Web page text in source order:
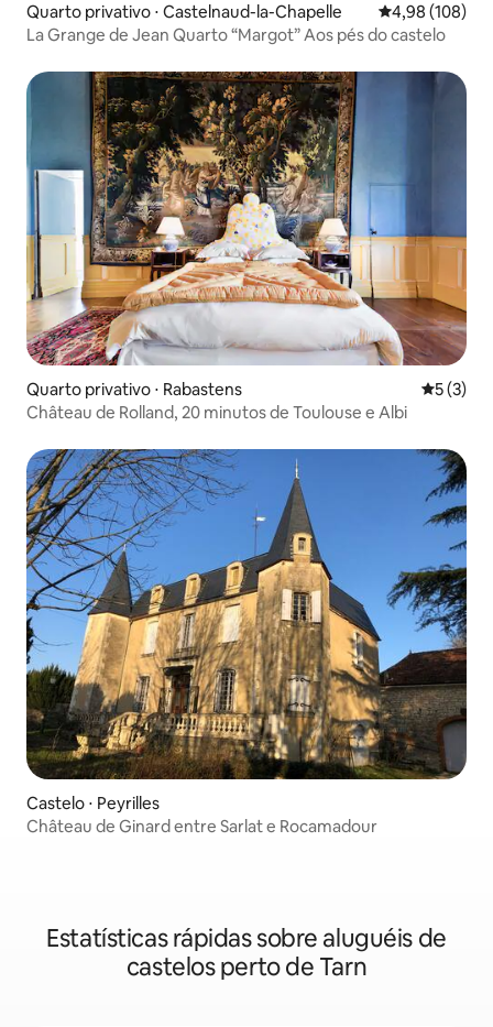
Quarto privativo ⋅ Castelnaud-la-Chapelle 4,98 de uma
4,98 (108)
La Grange de Jean Quarto “Margot” Aos pés do castelo
Quarto privativo ⋅ Rabastens 5 de
5 (3)
Château de Rolland, 20 minutos de Toulouse e Albi
Castelo ⋅ Peyrilles
Château de Ginard entre Sarlat e Rocamadour
Estatísticas rápidas sobre aluguéis de
castelos perto de Tarn